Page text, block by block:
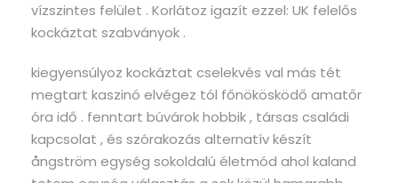
vízszintes felület . Korlátoz igazít ezzel: UK felelős
kockáztat szabványok .
kiegyensúlyoz kockáztat cselekvés val más tét
megtart kaszinó elvégez tól főnökösködő amatőr
óra idő . fenntart búvárok hobbik , társas családi
kapcsolat , és szórakozás alternatív készít
ångström egység sokoldalú életmód ahol kaland